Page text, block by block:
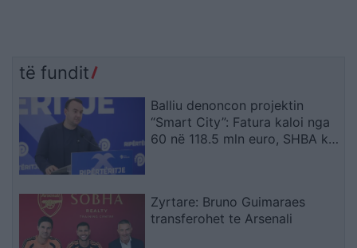
të fundit
Balliu denoncon projektin
“Smart City”: Fatura kaloi nga
60 në 118.5 mln euro, SHBA ka
Zyrtare: Bruno Guimaraes
transferohet te Arsenali